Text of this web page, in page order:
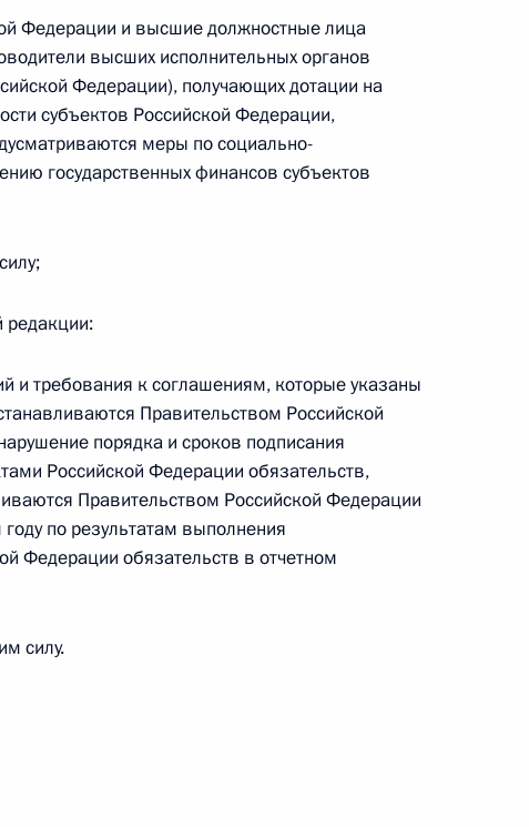
г. № 264-ФЗ
закона «Об актах гражданского состояния»
13 статьи 3 Федерального закона «О внесении
состояния“
№ 270-ФЗ
г. № 244-ФЗ
Российской Федерации и Кабинетом
статусе представительств компетентных органов
Федерации и Киргизской Республике
Федерации и высшие должностные лица
высших исполнительных органов
Федерации), получающих дотации на
субъектов Российской Федерации,
меры по социально-
государственных финансов субъектов
редакции:
и требования к соглашениям, которые указаны
Правительством Российской
порядка и сроков подписания
Российской Федерации обязательств,
Правительством Российской Федерации
по результатам выполнения
Федерации обязательств в отчетном
силу.